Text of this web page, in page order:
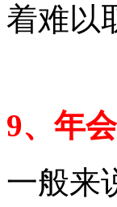
着难以
9、年
一般来